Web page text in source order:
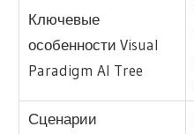
Ключевые
особенности Visual
Paradigm AI Tree
Сценарии